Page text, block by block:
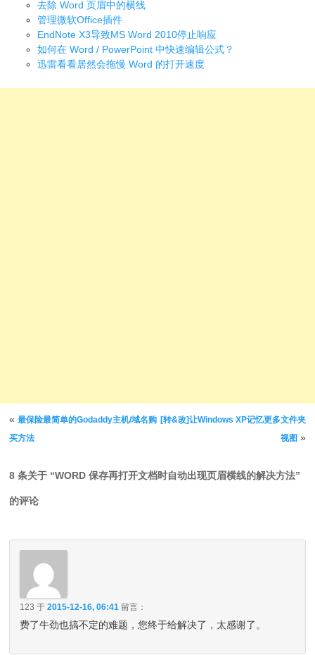
去除 Word 页眉中的横线
管理微软Office插件
EndNote X3导致MS Word 2010停止响应
如何在 Word / PowerPoint 中快速编辑公式？
迅雷看看居然会拖慢 Word 的打开速度
文章导航
«最保险最简单的Godaddy主机/域名购
买方法
[转&改]让Windows XP记忆更多文件夹
视图»
8 条关于 “WORD 保存再打开文档时自动出现页眉横线的解决方法”
的评论
123 于2015-12-16, 06:41 留言：
费了牛劲也搞不定的难题，您终于给解决了，太感谢了。